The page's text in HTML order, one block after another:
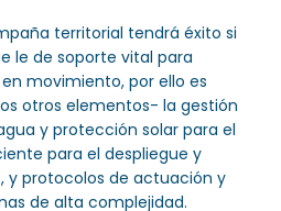
territorial tendrá éxito si
le de soporte vital para
movimiento, por ello es
otros elementos- la gestión
y protección solar para el
para el despliegue y
y protocolos de actuación y
de alta complejidad.